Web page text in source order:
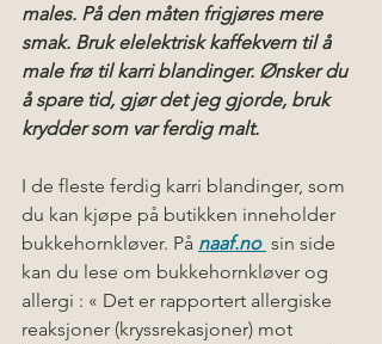
males. På den måten frigjøres mere
smak. Bruk elelektrisk kaffekvern til å
male frø til karri blandinger. Ønsker du
å spare tid, gjør det jeg gjorde, bruk
krydder som var ferdig malt.
I de fleste ferdig karri blandinger, som
du kan kjøpe på butikken inneholder
bukkehornkløver. På naaf.no sin side
kan du lese om bukkehornkløver og
allergi : « Det er rapportert allergiske
reaksjoner (kryssrekasjoner) mot